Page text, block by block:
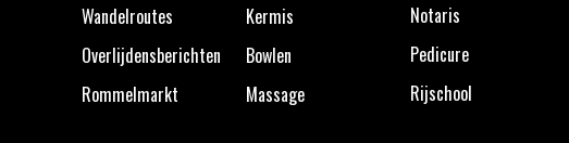
Wandelroutes
Overlijdensberichten
Rommelmarkt
Kermis
Bowlen
Massage
Notaris
Pedicure
Rijschool